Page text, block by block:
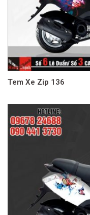
Tem Xe Zip 136